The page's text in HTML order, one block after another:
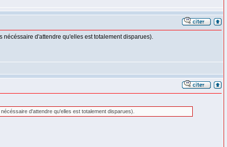
nécéssaire d'attendre qu'elles est totalement disparues).
d'attendre qu'elles est totalement disparues).